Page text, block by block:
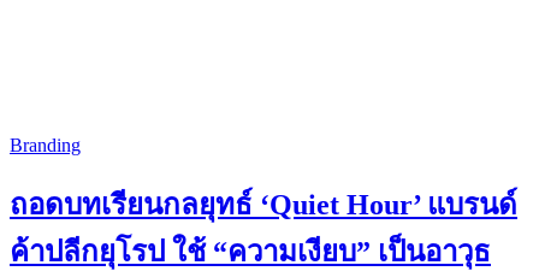
Branding
ถอดบทเรียนกลยุทธ์ ‘Quiet Hour’ แบรนด์
ค้าปลีกยุโรป ใช้ “ความเงียบ” เป็นอาวุธ